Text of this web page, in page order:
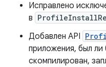
Исправлено
в
Добавлен API
приложения, был
скомпилирован,